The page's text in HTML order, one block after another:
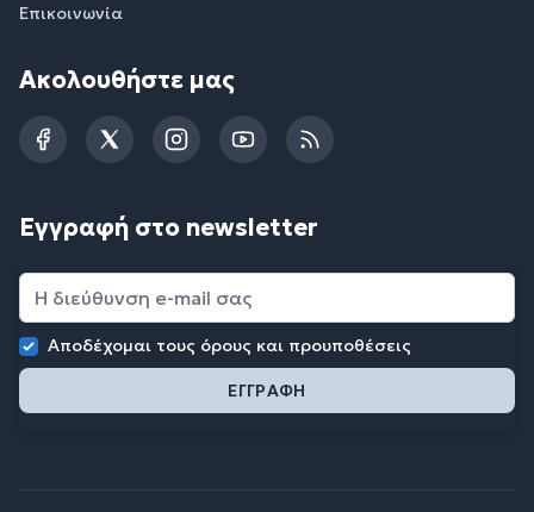
Επικοινωνία
Ακολουθήστε μας
FacebookTwitterInstagramYouTubeRSS
Εγγραφή στο newsletter
Αποδέχομαι τους όρους και προυποθέσεις